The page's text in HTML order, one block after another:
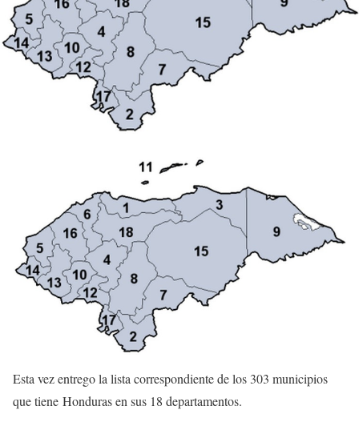
Esta vez entrego la lista correspondiente de los 303 municipios
que tiene Honduras en sus 18 departamentos.